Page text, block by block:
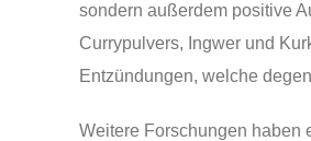
sondern außerdem positive
Currypulvers, Ingwer und
Entzündungen, welche
Weitere Forschungen haben